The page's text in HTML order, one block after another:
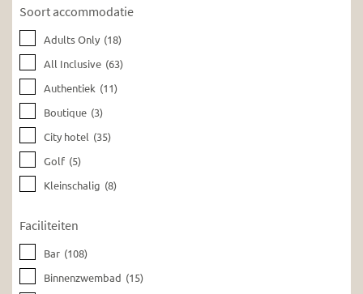
Soort accommodatie
Adults Only (18)
All Inclusive (63)
Authentiek (11)
Boutique (3)
City hotel (35)
Golf (5)
Kleinschalig (8)
Faciliteiten
Bar (108)
Binnenzwembad (15)